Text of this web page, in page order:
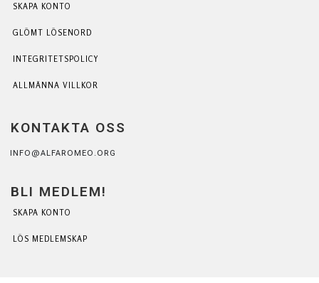
SKAPA KONTO
GLÖMT LÖSENORD
INTEGRITETSPOLICY
ALLMÄNNA VILLKOR
KONTAKTA OSS
INFO@ALFAROMEO.ORG
BLI MEDLEM!
SKAPA KONTO
LÖS MEDLEMSKAP